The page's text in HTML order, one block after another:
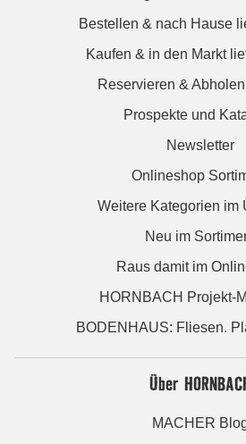
Bestellen & nach Hause
Kaufen & in den Markt
Reservieren &
Prospekte und
Newsletter
Onlineshop
Weitere Kategorien im
Neu im
Raus damit im
HORNBACH Projekt-
BODENHAUS: Fliesen.
Über
MACHER